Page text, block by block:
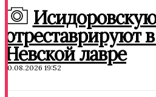
отреставрируют
Невской лавре
10.08.2026 19:52